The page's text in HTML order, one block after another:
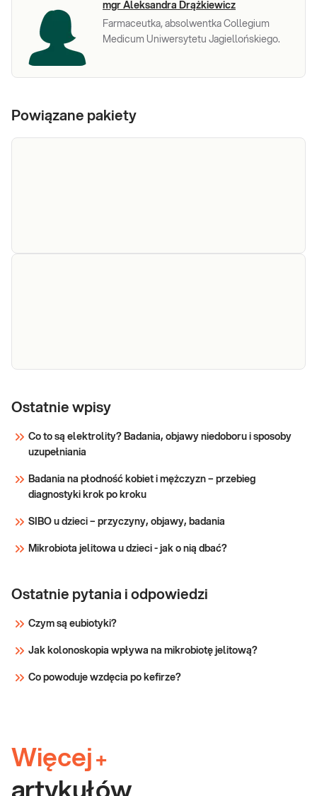
mgr Aleksandra Drążkiewicz
Farmaceutka, absolwentka Collegium
Medicum Uniwersytetu Jagiellońskiego.
Powiązane pakiety
kompleksowe
Ostatnie wpisy
Co to są elektrolity? Badania, objawy niedoboru i sposoby
uzupełniania
Badania na płodność kobiet i mężczyzn – przebieg
diagnostyki krok po kroku
SIBO u dzieci – przyczyny, objawy, badania
Mikrobiota jelitowa u dzieci - jak o nią dbać?
Ostatnie pytania i odpowiedzi
Czym są eubiotyki?
Jak kolonoskopia wpływa na mikrobiotę jelitową?
Co powoduje wzdęcia po kefirze?
Więcej +